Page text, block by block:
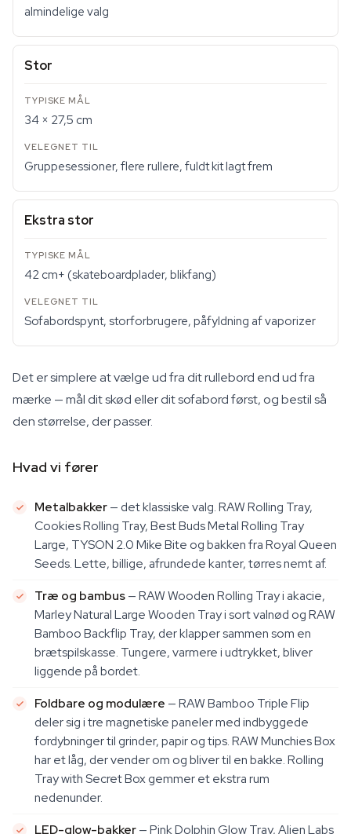
almindelige valg
Stor
34 × 27,5 cm
Gruppesessioner, flere rullere, fuldt kit lagt frem
Ekstra stor
42 cm+ (skateboardplader, blikfang)
Sofabordspynt, storforbrugere, påfyldning af vaporizer
Det er simplere at vælge ud fra dit rullebord end ud fra
mærke — mål dit skød eller dit sofabord først, og bestil så
den størrelse, der passer.
Hvad vi fører
Metalbakker— det klassiske valg. RAW Rolling Tray,
Cookies Rolling Tray, Best Buds Metal Rolling Tray
Large, TYSON 2.0 Mike Bite og bakken fra Royal Queen
Seeds. Lette, billige, afrundede kanter, tørres nemt af.
Træ og bambus— RAW Wooden Rolling Tray i akacie,
Marley Natural Large Wooden Tray i sort valnød og RAW
Bamboo Backflip Tray, der klapper sammen som en
brætspilskasse. Tungere, varmere i udtrykket, bliver
liggende på bordet.
Foldbare og modulære — RAW Bamboo Triple Flip
deler sig i tre magnetiske paneler med indbyggede
fordybninger til grinder, papir og tips. RAW Munchies Box
har et låg, der vender om og bliver til en bakke. Rolling
Tray with Secret Box gemmer et ekstra rum
nedenunder.
LED-glow-bakker— Pink Dolphin Glow Tray, Alien Labs